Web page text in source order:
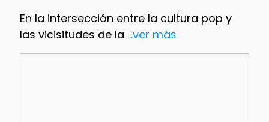
En la intersección entre la cultura pop y
las vicisitudes de la ...ver más